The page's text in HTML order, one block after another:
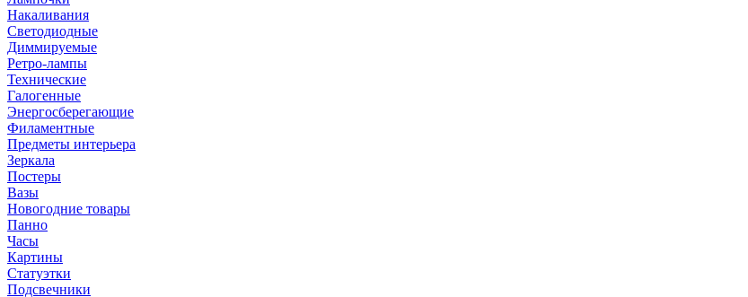
Накаливания
Светодиодные
Диммируемые
Ретро-лампы
Технические
Галогенные
Энергосберегающие
Филаментные
Предметы интерьера
Зеркала
Постеры
Вазы
Новогодние товары
Панно
Часы
Картины
Статуэтки
Подсвечники